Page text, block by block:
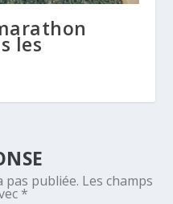
les
pas publiée. Les champs
*